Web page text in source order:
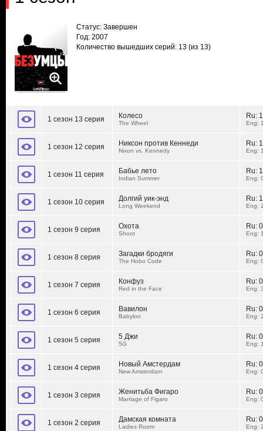
Статус: Завершен
Год: 2007
Количество вышедших серий: 13 (из 13)
1 сезон 13 серия Колесо
The Wheel
Ru:
Eng:
1 сезон 12 серия Никсон против Кеннеди
Nixon vs. Kennedy
Ru:
Eng:
1 сезон 11 серия Бабье лето
Indian Summer
Ru:
Eng:
1 сезон 10 серия Долгий уик-энд
Long Weekend
Ru:
Eng:
1 сезон 9 серия Охота
Shoot
Ru:
Eng:
1 сезон 8 серия Загадки бродяги
The Hobo Code
Ru:
Eng:
1 сезон 7 серия Конфуз
Red in the Face
Ru:
Eng:
1 сезон 6 серия Вавилон
Babylon
Ru:
Eng:
1 сезон 5 серия 5 Джи
5G
Ru:
Eng:
1 сезон 4 серия Новый Амстердам
New Amsterdam
Ru:
Eng:
1 сезон 3 серия Женитьба Фигаро
Marriage of Figaro
Ru:
Eng:
1 сезон 2 серия Дамская комната
Ladies Room
Ru:
Eng: